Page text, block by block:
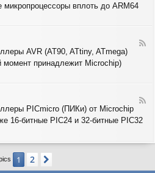
I
e
R
микропроцессоры вплоть до ARM64
F
V
AVR (AT90, ATtiny, ATmega)
момент принадлежит Microchip)
F
e
PICmicro (ПИКи) от Microchip
16-битные PIC24 и 32-битные PIC32
1 2